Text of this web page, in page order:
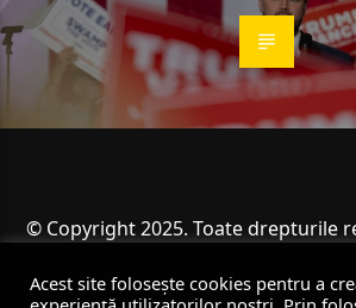
© Copyright 2025. Toate drepturile
Acest site folosește cookies pentru a